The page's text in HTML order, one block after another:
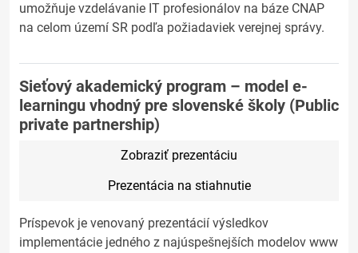
umožňuje vzdelávanie IT profesionálov na báze CNAP
na celom území SR podľa požiadaviek verejnej správy.
Sieťový akademický program – model e-
learningu vhodný pre slovenské školy (Public
private partnership)
Zobraziť prezentáciu
Prezentácia na stiahnutie
Príspevok je venovaný prezentácií výsledkov
implementácie jedného z najúspešnejších modelov www